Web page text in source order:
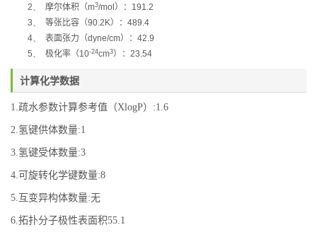
2、
摩尔体积（m3/mol ）： 191.2
3、
等张比容（90.2K）： 489.4
4、
表面张力（dyne/cm）： 42.9
5、
极化率 （10-24cm3）： 23.54
计算化学数据
1.疏水参数计算参考值（XlogP）:1.6
2.氢键供体数量:1
3.氢键受体数量:3
4.可旋转化学键数量:8
5.互变异构体数量:无
6.拓扑分子极性表面积55.1